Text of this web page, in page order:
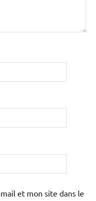
et mon site dans le